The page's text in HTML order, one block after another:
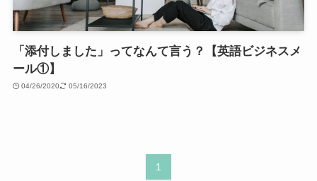
「添付しました」ってなんて言う？【英語ビジネスメ
ール①】
04/26/2020 05/16/2023
1